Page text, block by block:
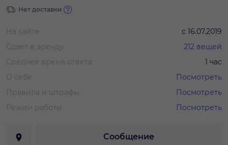
Нет доставки
На сайте с 16.07.2019
Сдает в аренду
212 вещей
Среднее время ответа
1 час
О себе
Посмотреть
Правила и штрафы
Посмотреть
Режим работы
Посмотреть
Сообщение